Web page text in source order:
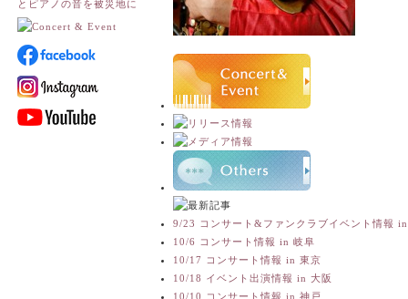
9/23 コンサート&ファンクラブイベント情報
10/6 コンサート情報 in 岐阜
10/17 コンサート情報 in 東京
10/18 イベント出演情報 in 大阪
10/10 コンサート情報 in 神戸